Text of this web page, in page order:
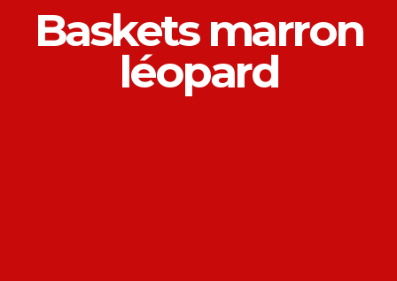
Baskets marron
léopard